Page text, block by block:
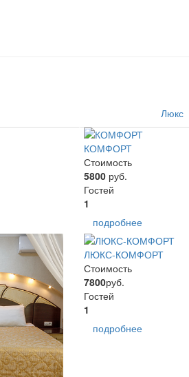
Люкс
КОМФОРТ
Стоимость
5800 руб.
Гостей
1
подробнее
ЛЮКС-КОМФОРТ
Стоимость
7800руб.
Гостей
1
подробнее